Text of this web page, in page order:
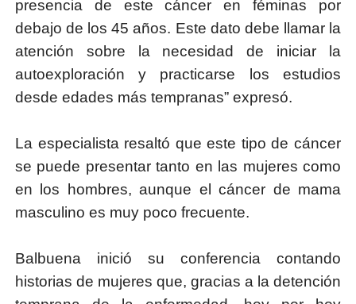
presencia de este cáncer en féminas por
debajo de los 45 años. Este dato debe llamar la
atención sobre la necesidad de iniciar la
autoexploración y practicarse los estudios
desde edades más tempranas” expresó.
La especialista resaltó que este tipo de cáncer
se puede presentar tanto en las mujeres como
en los hombres, aunque el cáncer de mama
masculino es muy poco frecuente.
Balbuena inició su conferencia contando
historias de mujeres que, gracias a la detención